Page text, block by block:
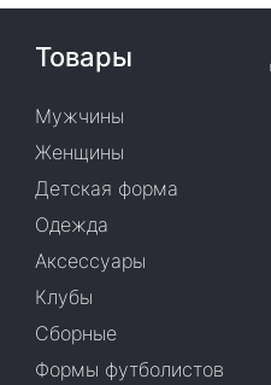
Товары
Мужчины
Женщины
Детская форма
Одежда
Аксессуары
Клубы
Сборные
Формы футболистов